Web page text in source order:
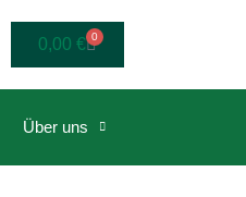
0,00 € 0
Über uns